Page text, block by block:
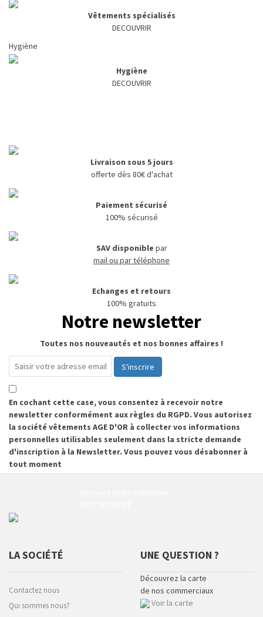
Vêtements spécialisés
DECOUVRIR
Hygiène
Hygiène
DECOUVRIR
Livraison sous 5 jours
offerte dès 80€ d'achat
Paiement sécurisé
100% sécurisé
SAV disponible par
mail ou par téléphone
Echanges et retours
100% gratuits
Notre newsletter
Toutes nos nouveautés et nos bonnes affaires !
S'inscrire
En cochant cette case, vous consentez à recevoir notre
newsletter conformément aux règles du RGPD. Vous autorisez
la société vêtements AGE D'OR à collecter vos informations
personnelles utilisables seulement dans la stricte demande
d'inscription à la Newsletter. Vous pouvez vous désabonner à
tout moment
LA SOCIÉTÉ
Contactez nous
Qui sommes nous?
UNE QUESTION ?
Découvrez la carte
de nos commerciaux
Voir la carte